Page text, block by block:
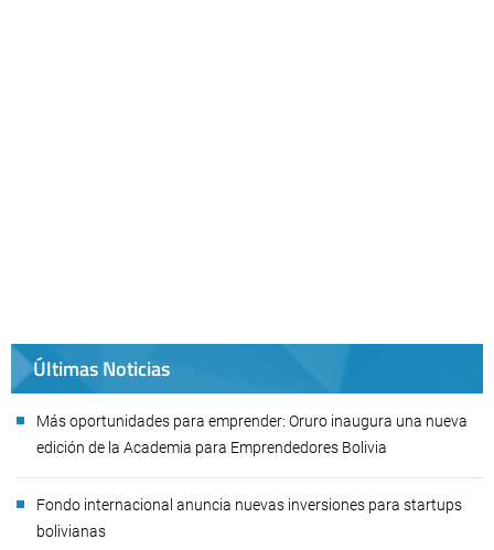
Últimas Noticias
Más oportunidades para emprender: Oruro inaugura una nueva
edición de la Academia para Emprendedores Bolivia
Fondo internacional anuncia nuevas inversiones para startups
bolivianas